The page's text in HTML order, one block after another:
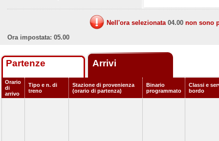
Nell'ora selezionata 04.00 non sono
Ora impostata: 05.00
Partenze Arrivi
Orario
di
arrivo
Tipo e n. di
treno
Stazione di provenienza
(orario di partenza)
Binario
programmato
Classi e
bordo